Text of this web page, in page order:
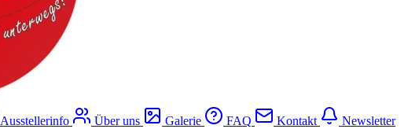
Ausstellerinfo Über uns Galerie FAQ Kontakt
Newsletter